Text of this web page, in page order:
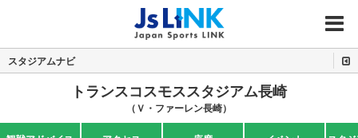
MENU
スタジアムナビ
トランスコスモススタジアム長崎
（Ｖ・ファーレン長崎）